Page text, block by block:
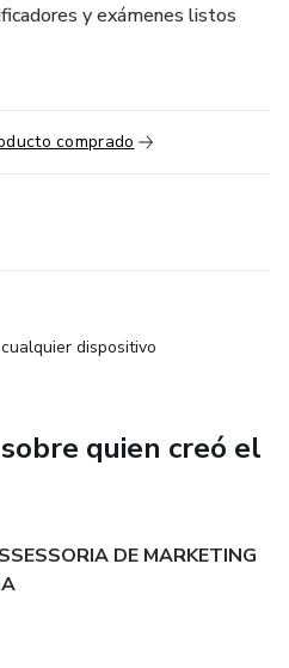
y exámenes listos
comprado
dispositivo
quien creó el
DE MARKETING